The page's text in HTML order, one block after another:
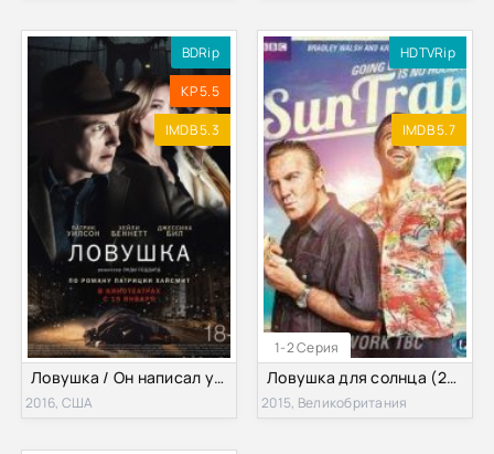
BDRip
KP 5.5
IMDB 5.3
Ловушка / Он написал убийство (2016)
2016, США
1-2 Серия
HDTVRip
IMDB 5.7
Ловушка для солнца (2015)
2015, Великобритания